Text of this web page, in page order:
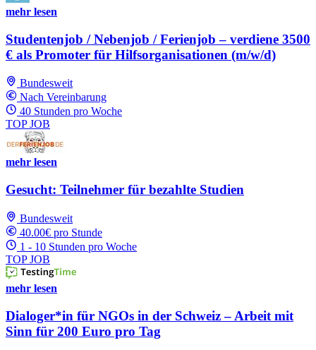
mehr lesen
Studentenjob / Nebenjob / Ferienjob – verdiene 3500
€ als Promoter für Hilfsorganisationen (m/w/d)
Bundesweit
Nach Vereinbarung
40 Stunden pro Woche
TOP JOB
mehr lesen
Gesucht: Teilnehmer für bezahlte Studien
Bundesweit
40.00€ pro Stunde
1 - 10 Stunden pro Woche
TOP JOB
mehr lesen
Dialoger*in für NGOs in der Schweiz – Arbeit mit
Sinn für 200 Euro pro Tag